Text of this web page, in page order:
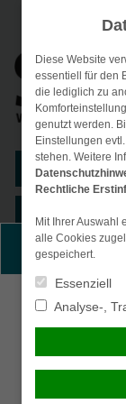
Kunden-
Ich
und möchte
Diese Website
essentiell für den
die lediglich zu
genutzt werden.
Einstellungen
stehen. Weitere
Rechtliche
Mit Ihrer Auswahl
alle Cookies
gespeichert.
Essenziell
Analyse-,